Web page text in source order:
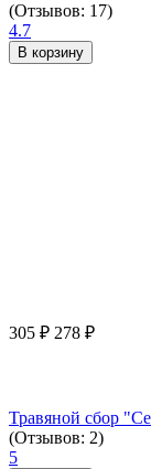
(Отзывов: 17)
4.7
В корзину
305 ₽ 278 ₽
Травяной сбор
(Отзывов: 2)
5